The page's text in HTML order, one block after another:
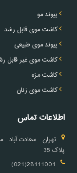
پیوند مو
کاشت موی قابل رشد
پیوند موی طبیعی
کاشت موی غیر قابل
کاشت مژه
کاشت موی زنان
اطلاعات تماس
پلاک 35
28111001(021)